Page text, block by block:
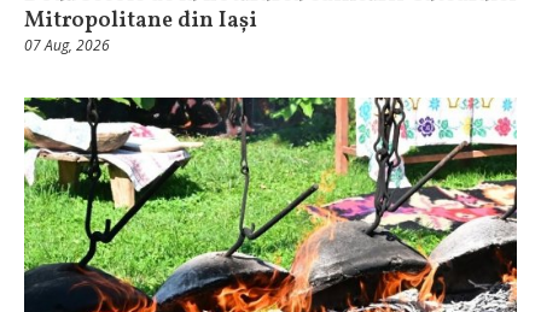
Mitropolitane din Iași
07 Aug, 2026